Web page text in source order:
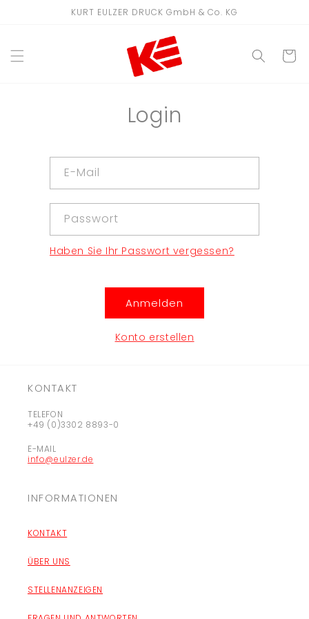
KURT EULZER DRUCK GmbH & Co. KG
Login
E-Mail
Passwort
Haben Sie Ihr Passwort vergessen?
Anmelden
Konto erstellen
KONTAKT
TELEFON
+49 (0)3302 8893-0
E-MAIL
info@eulzer.de
INFORMATIONEN
KONTAKT
ÜBER UNS
STELLENANZEIGEN